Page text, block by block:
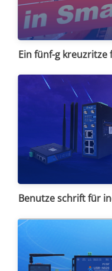
Ein fünf-g
Benutze schrift für